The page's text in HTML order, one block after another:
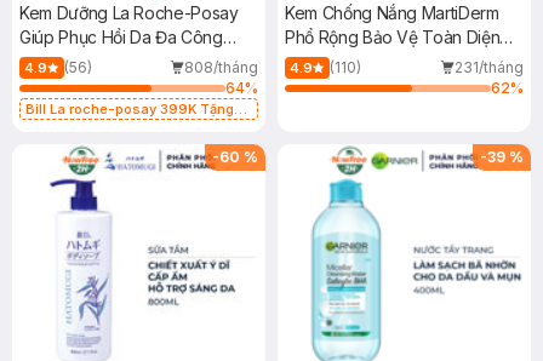
Kem Dưỡng La Roche-Posay
Giúp Phục Hồi Da Đa Công
Dụng 40ml
4.9 (56)
808/tháng
64%
Bill La roche-posay 399K Tặng
(SL có hạn)
Kem Chống Nắng MartiDerm
Phổ Rộng Bảo Vệ Toàn Diện
40ml
4.9 (110)
231/tháng
62%
-60 % -39 %